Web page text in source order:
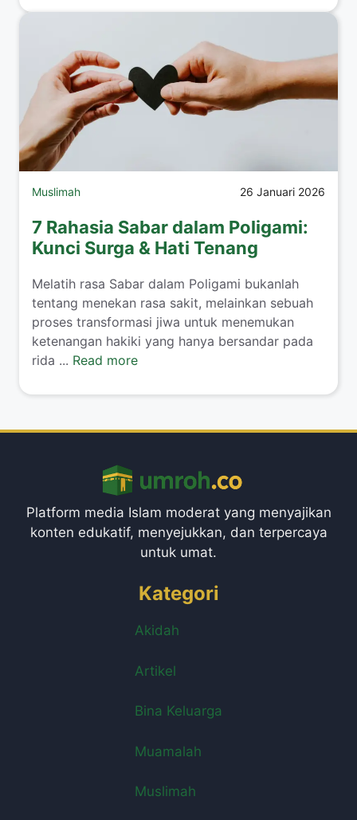
Muslimah 26 Januari 2026
7 Rahasia Sabar dalam Poligami:
Kunci Surga & Hati Tenang
​Melatih rasa Sabar dalam Poligami bukanlah
tentang menekan rasa sakit, melainkan sebuah
proses transformasi jiwa untuk menemukan
ketenangan hakiki yang hanya bersandar pada
rida ... Read more
Platform media Islam moderat yang menyajikan
konten edukatif, menyejukkan, dan terpercaya
untuk umat.
Kategori
Akidah
Artikel
Bina Keluarga
Muamalah
Muslimah